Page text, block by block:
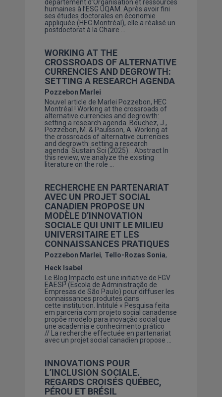
département d’Organisation et ressources
humaines à l’ESG UQAM. Après avoir fini
ses études doctorales en économie
appliquée (HEC Montréal), elle a réalisé un
postdoctorat à la Chaire …
WORKING AT THE
CROSSROADS OF ALTERNATIVE
CURRENCIES AND DEGROWTH:
SETTING A RESEARCH AGENDA
Pozzebon Marlei
Nouvel article de Marlei Pozzebon, HEC
Montréal ! Working at the crossroads of
alternative currencies and degrowth:
setting a research agenda .Bouchez, J.,
Pozzebon, M. & Paulsson, A. Working at
the crossroads of alternative currencies
and degrowth: setting a research
agenda. Sustain Sci (2025). . Abstract In
this review, we analyze the existing
literature on the role …
RECHERCHE EN PARTENARIAT
AVEC UN PROJET SOCIAL
CANADIEN PROPOSE UN
MODÈLE D’INNOVATION
SOCIALE QUI UNIT LE MILIEU
UNIVERSITAIRE ET LES
CONNAISSANCES PRATIQUES
Pozzebon Marlei Tello-Rozas Sonia
Heck Isabel
Le Blog Impacto est une initiative de FGV
EAESP (Escola de Administração de
Empresas de São Paulo) pour diffuser les
connaissances produites dans
cette institution. Intitulé « Pesquisa feita
em parceria com projeto social canadense
propõe modelo para inovação social que
une academia e conhecimento prático
// La recherche effectuée en partenariat
avec un projet social canadien propose …
INNOVATIONS POUR
L’INCLUSION SOCIALE.
REGARDS CROISÉS QUÉBEC,
PÉROU ET BRÉSIL